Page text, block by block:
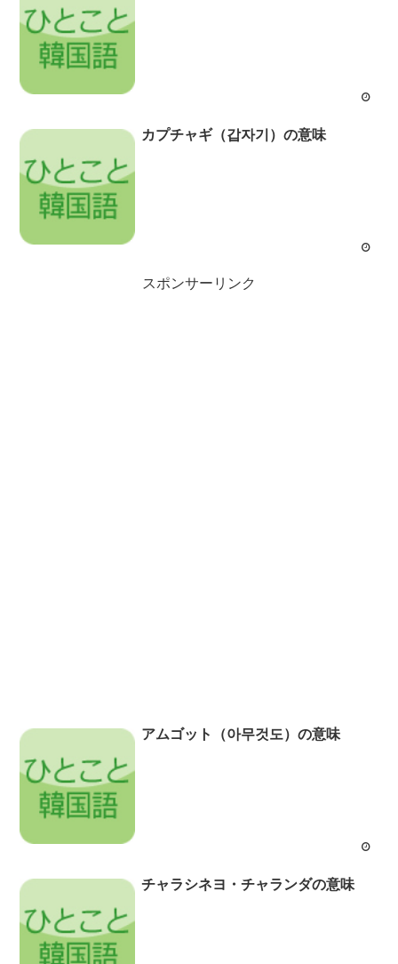
カプチャギ（갑자기）の意味
スポンサーリンク
アムゴット（아무것도）の意味
チャラシネヨ・チャランダの意味